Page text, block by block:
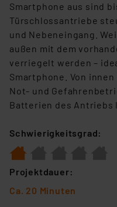
Smartphone aus sind
Türschlossantriebe
und Nebeneingang.
außen mit dem
verriegelt werden –
Smartphone. Von
Not- und
Batterien des Antriebs
Schwierigkeitsgrad:
Projektdauer:
Ca. 20 Minuten